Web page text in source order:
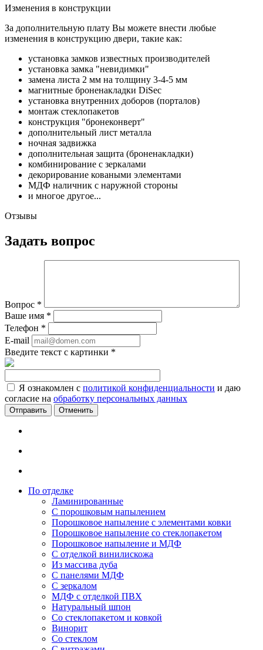
Изменения в конструкции
За дополнительную плату Вы можете внести любые
изменения в конструкцию двери, такие как:
установка замков известных производителей
установка замка "невидимки"
замена листа 2 мм на толщину 3-4-5 мм
магнитные броненакладки DiSec
установка внутренних доборов (порталов)
монтаж стеклопакетов
конструкция "бронеконверт"
дополнительный лист металла
ночная задвижка
дополнительная защита (броненакладки)
комбинирование с зеркалами
декорирование коваными элементами
МДФ наличник с наружной стороны
и многое другое...
Отзывы
Задать вопрос
Вопрос *
Ваше имя *
Телефон *
E-mail
Введите текст с картинки *
Я ознакомлен с политикой конфиденциальности и даю
согласие на обработку персональных данных
Отменить
По отделке
Ламинированные
С порошковым напылением
Порошковое напыление с элементами ковки
Порошковое напыление со стеклопакетом
Порошковое напыление и МДФ
С отделкой винилискожа
Из массива дуба
С панелями МДФ
С зеркалом
МДФ с отделкой ПВХ
Натуральный шпон
Со стеклопакетом и ковкой
Винорит
Со стеклом